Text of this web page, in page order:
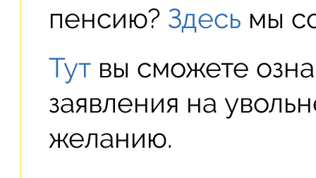
пенсию? Здесь мы
Тут вы сможете
заявления на
желанию.